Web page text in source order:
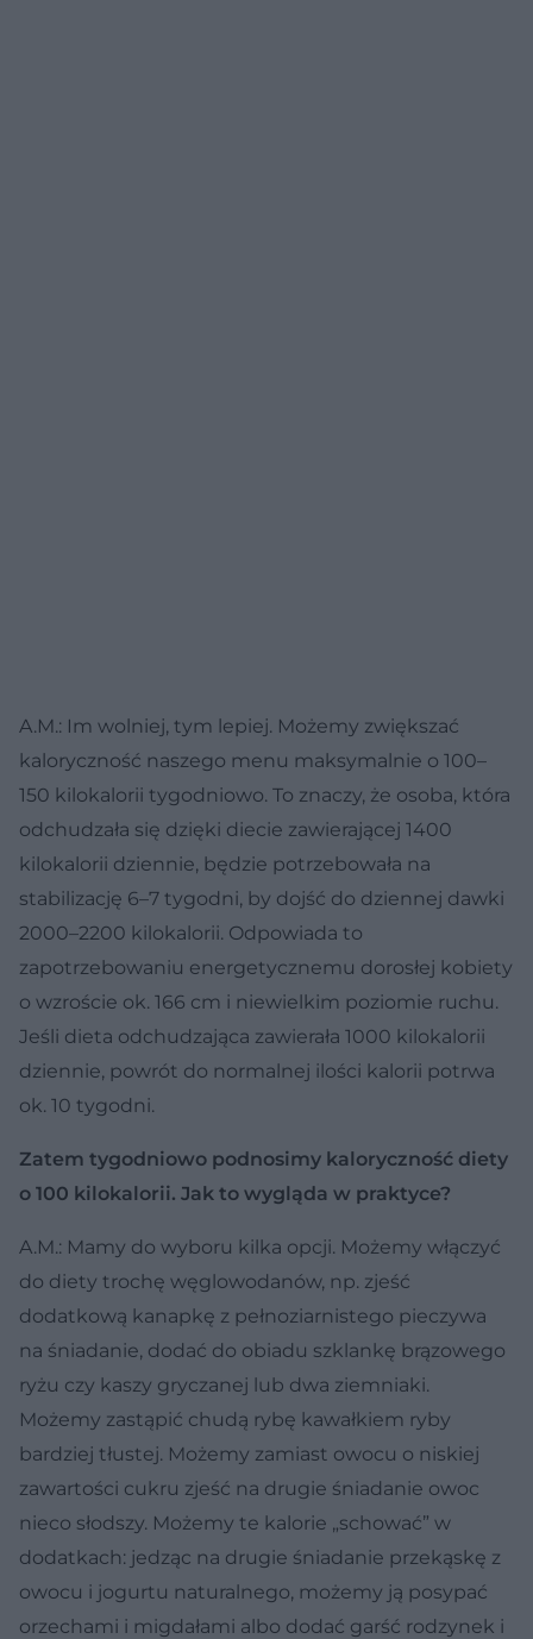
A.M.: Im wolniej, tym lepiej. Możemy zwiększać
kaloryczność naszego menu maksymalnie o 100–
150 kilokalorii tygodniowo. To znaczy, że osoba, która
odchudzała się dzięki diecie zawierającej 1400
kilokalorii dziennie, będzie potrzebowała na
stabilizację 6–7 tygodni, by dojść do dziennej dawki
2000–2200 kilokalorii. Odpowiada to
zapotrzebowaniu energetycznemu dorosłej kobiety
o wzroście ok. 166 cm i niewielkim poziomie ruchu.
Jeśli dieta odchudzająca zawierała 1000 kilokalorii
dziennie, powrót do normalnej ilości kalorii potrwa
ok. 10 tygodni.
Zatem tygodniowo podnosimy kaloryczność diety
o 100 kilokalorii. Jak to wygląda w praktyce?
A.M.: Mamy do wyboru kilka opcji. Możemy włączyć
do diety trochę węglowodanów, np. zjeść
dodatkową kanapkę z pełnoziarnistego pieczywa
na śniadanie, dodać do obiadu szklankę brązowego
ryżu czy kaszy gryczanej lub dwa ziemniaki.
Możemy zastąpić chudą rybę kawałkiem ryby
bardziej tłustej. Możemy zamiast owocu o niskiej
zawartości cukru zjeść na drugie śniadanie owoc
nieco słodszy. Możemy te kalorie „schować” w
dodatkach: jedząc na drugie śniadanie przekąskę z
owocu i jogurtu naturalnego, możemy ją posypać
orzechami i migdałami albo dodać garść rodzynek i